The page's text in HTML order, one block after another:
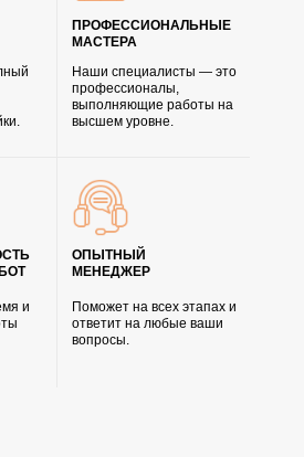
ПРОФЕССИОНАЛЬНЫЕ
МАСТЕРА
ОПЫТНЫЙ
МЕНЕДЖЕР
Наши специалисты — это
профессионалы,
выполняющие работы на
высшем уровне.
и
Поможет на всех этапах и
ответит на любые ваши
вопросы.